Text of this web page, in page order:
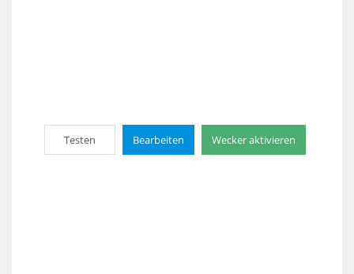
Testen Bearbeiten Wecker aktivieren